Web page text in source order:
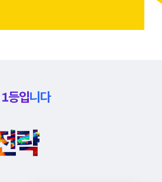
1등입니다
략